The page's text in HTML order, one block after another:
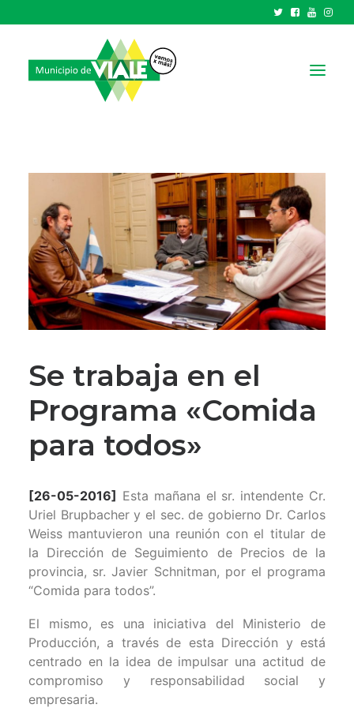
GOBIERNO
HCD
TRÁMITES Y SERVICIOS
CIUDAD
PARQUE INDUSTRIAL
RECAUDACIONES
Se trabaja en el
Programa «Comida
para todos»
[26-05-2016] Esta mañana el sr. intendente Cr.
Uriel Brupbacher y el sec. de gobierno Dr. Carlos
Weiss mantuvieron una reunión con el titular de
la Dirección de Seguimiento de Precios de la
provincia, sr. Javier Schnitman, por el programa
“Comida para todos”.
El mismo, es una iniciativa del Ministerio de
Producción, a través de esta Dirección y está
centrado en la idea de impulsar una actitud de
compromiso y responsabilidad social y
empresaria.